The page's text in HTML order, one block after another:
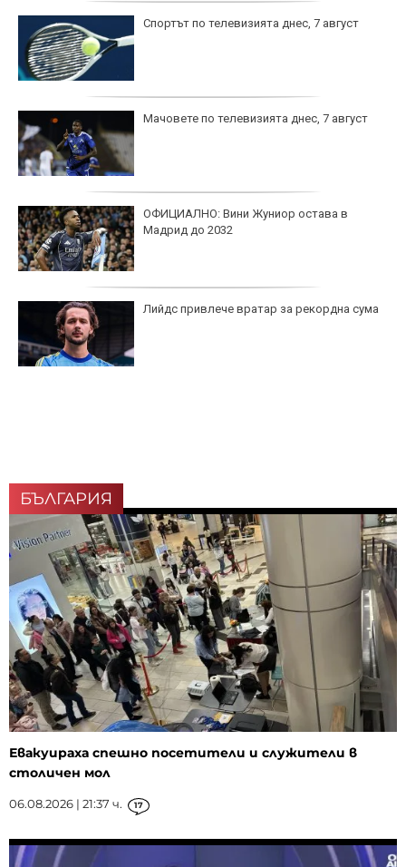
Спортът по телевизията днес, 7 август
Мачовете по телевизията днес, 7 август
ОФИЦИАЛНО: Вини Жуниор остава в
Мадрид до 2032
Лийдс привлече вратар за рекордна сума
БЪЛГАРИЯ
Евакуираха спешно посетители и служители в
столичен мол
06.08.2026 | 21:37 ч. 17